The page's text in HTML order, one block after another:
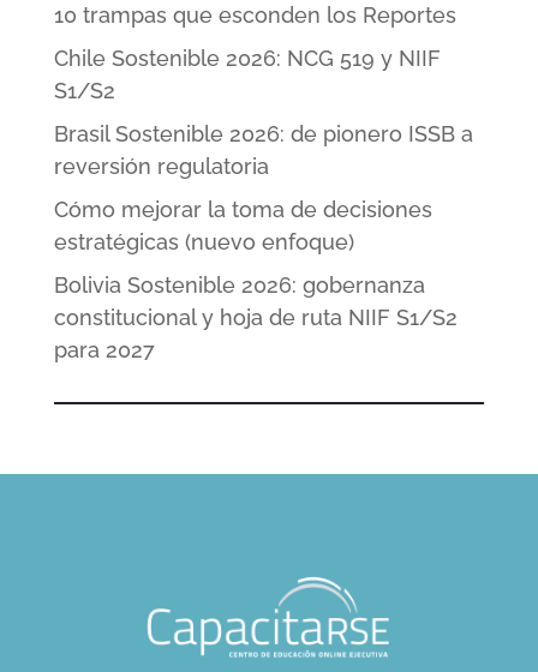
10 trampas que esconden los Reportes
Chile Sostenible 2026: NCG 519 y NIIF
S1/S2
Brasil Sostenible 2026: de pionero ISSB a
reversión regulatoria
Cómo mejorar la toma de decisiones
estratégicas (nuevo enfoque)
Bolivia Sostenible 2026: gobernanza
constitucional y hoja de ruta NIIF S1/S2
para 2027